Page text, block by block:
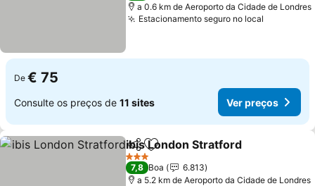
a 0.6 km de Aeroporto da Cidade de Londres
Estacionamento seguro no local
De € 75
Consulte os preços de 11 sites Ver preços
PartilharAdicionar aos favoritos
ibis London Stratford
3 Estrelas
7,8 Boa
6.813
a 5.2 km de Aeroporto da Cidade de Londres